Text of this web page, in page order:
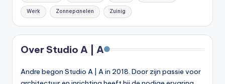
Werk Zonnepanelen Zuinig
Over Studio A | A
Andre begon Studio A | A in 2018. Door zijn passie voor